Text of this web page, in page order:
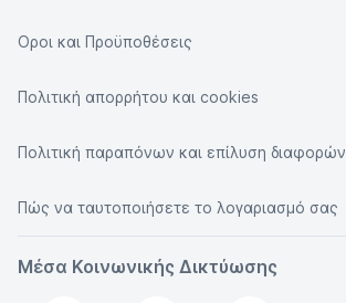
Οροι και Προϋποθέσεις
Πολιτική απορρήτου και cookies
Πολιτική παραπόνων και επίλυση διαφορών
Πώς να ταυτοποιήσετε το λογαριασμό σας
Μέσα Κοινωνικής Δικτύωσης